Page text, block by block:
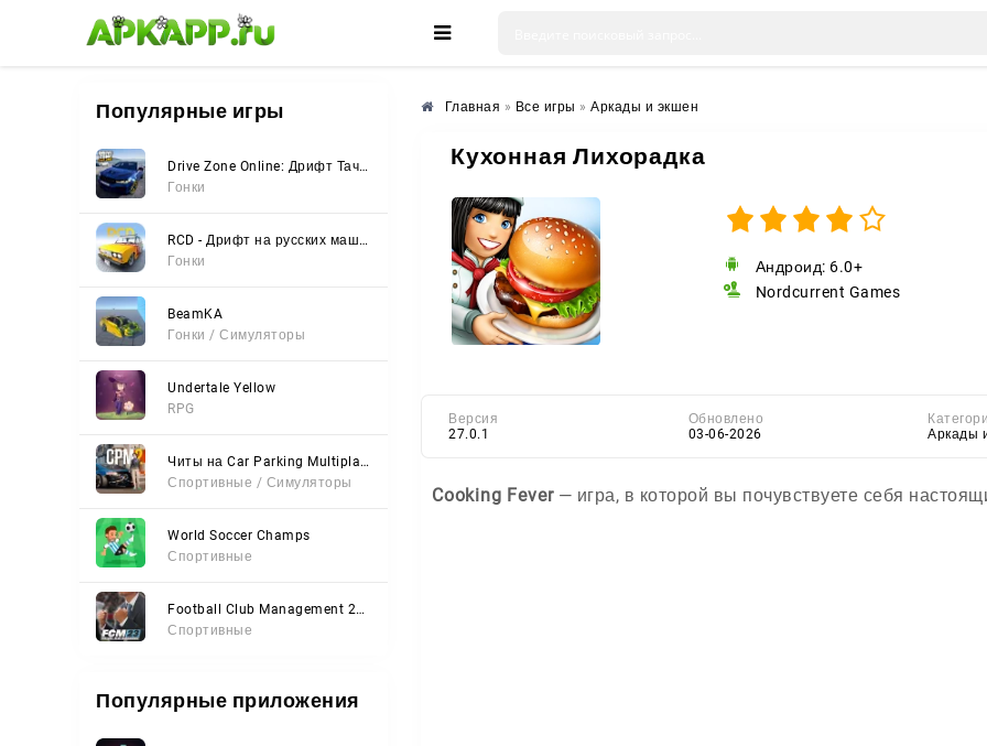
🌸 🌼 🌺
Популярные игры
Drive Zone Online: Дрифт Тачки
Гонки
RCD - Дрифт на русских машинах
Гонки
BeamKA
Гонки / Симуляторы
Undertale Yellow
RPG
Читы на Car Parking Multiplayer 2 (Все открыто, Мод-Меню)
Спортивные / Симуляторы
World Soccer Champs
Спортивные
Football Club Management 2023
Спортивные
Популярные приложения
Главная » Все игры » Аркады и экшен
Кухонная Лихорадка
Андроид: 6.0+
Nordcurrent Games
Версия
27.0.1
Обновлено
03-06-2026
Аркады
Cooking Fever— игра, в которой вы почувствуете себя